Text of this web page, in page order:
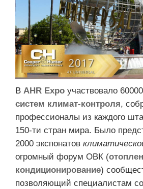
В AHR Expo участвовало
систем климат-контроля,
профессионалы из каждого
150-ти стран мира. Было
2000 экспонатов
огромный форум ОВК (
кондиционирование)
позволяющий специалистам